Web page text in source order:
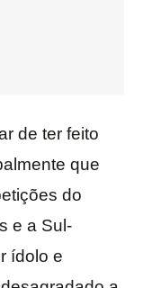
de ter feito
que
do
e a Sul-
ídolo e